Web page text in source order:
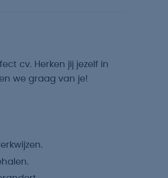
cv. Herken jij jezelf in
we graag van je!